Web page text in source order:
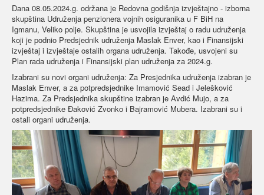
Dana 08.05.2024.g. održana je Redovna godišnja izvještajno - izborna
skupština Udruženja penzionera vojnih osiguranika u F BiH na
Igmanu, Veliko polje. Skupština je usvojila izvještaj o radu udruženja
koji je podnio Predsjednik udruženja Maslak Enver, kao i Finansijski
izvještaj i izvještaje ostalih organa udruženja. Takođe, usvojeni su
Plan rada udruženja i Finansijski plan udruženja za 2024.g.
Izabrani su novi organi udruženja: Za Presjednika udruženja izabran je
Maslak Enver, a za potpredsjednike Imamović Sead i Jelešković
Hazima. Za Predsjednika skupštine izabran je Avdić Mujo, a za
potpredsjednike Đaković Zvonko i Bajramović Mubera. Izabrani su i
ostali organi udruženja.